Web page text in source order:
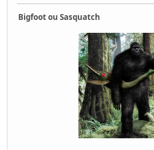
Bigfoot ou Sasquatch